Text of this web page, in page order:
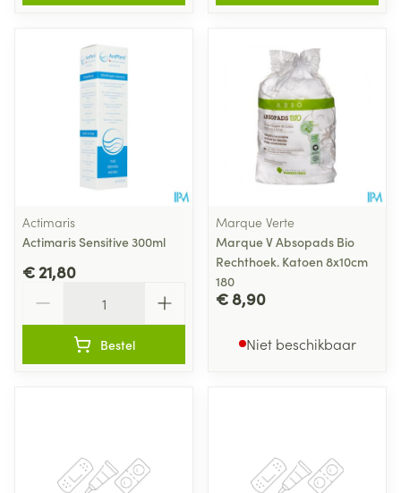
Actimaris
Actimaris Sensitive 300ml
€ 21,80
Bestel
Marque Verte
Marque V Absopads Bio
Rechthoek. Katoen 8x10cm
180
€ 8,90
Niet beschikbaar